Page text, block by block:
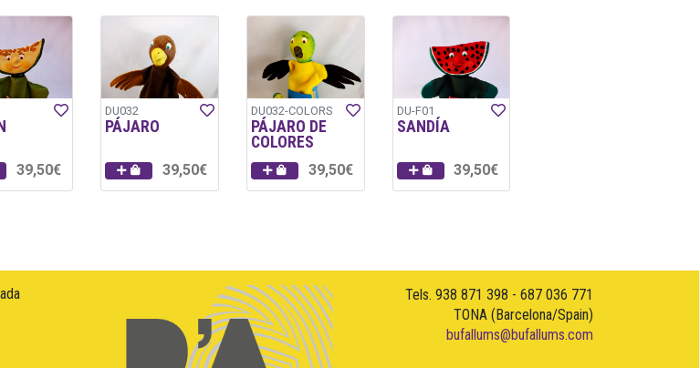
39,50€
DU032
PÁJARO
39,50€
DU032-COLORS
PÁJARO DE
COLORES
39,50€
DU-F01
SANDÍA
39,50€
Tels. 938 871 398 - 687 036 771
TONA (Barcelona/Spain)
bufallums@bufallums.com